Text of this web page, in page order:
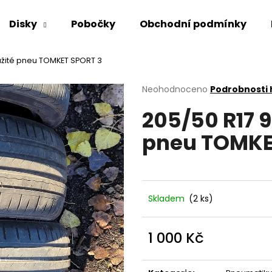
Disky Pobočky Obchodní podmínky
pneu TOMKET SPORT 3
Průměrné
produktu
je
5
Neohodnoceno Podrobnosti
205/50 R17
pneu
Skladem (2 ks)
1 000 Kč
cena:
Co potřebujete najít?
HLEDAT
Doporučujeme